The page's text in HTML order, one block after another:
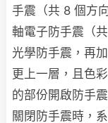
手震（共 8 個方
軸電子防手震（
光學防手震，再
更上一層，且色
的部份開啟防手
關閉防手震時，